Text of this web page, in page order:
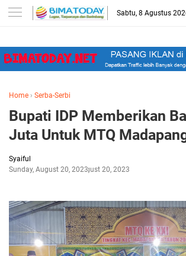
-->
Sabtu, 8 Agustus
Home › Serba-Serbi
Bupati IDP Memberikan
Juta Untuk MTQ
Syaiful
Sunday, August 20, 2023August 20, 2023